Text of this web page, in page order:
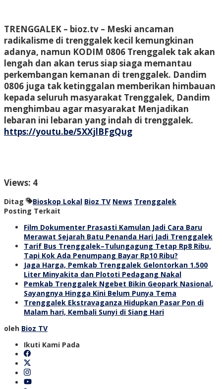
TRENGGALEK – bioz.tv – Meski ancaman
radikalisme di trenggalek kecil kemungkinan
adanya, namun KODIM 0806 Trenggalek tak akan
lengah dan akan terus siap siaga memantau
perkembangan kemanan di trenggalek. Dandim
0806 juga tak ketinggalan memberikan himbauan
kepada seluruh masyarakat Trenggalek, Dandim
menghimbau agar masyarakat Menjadikan
lebaran ini lebaran yang indah di trenggalek.
https://youtu.be/5XXjlBFgQug
Views: 4
Ditag Bioskop Lokal Bioz TV News Trenggalek
Posting Terkait
Film Dokumenter Prasasti Kamulan Jadi Cara Baru
Merawat Sejarah Batu Penanda Hari Jadi Trenggalek
Tarif Bus Trenggalek–Tulungagung Tetap Rp8 Ribu,
Tapi Kok Ada Penumpang Bayar Rp10 Ribu?
Jaga Harga, Pemkab Trenggalek Gelontorkan 1.500
Liter Minyakita dan Plototi Pedagang Nakal
Pemkab Trenggalek Ngebet Bikin Geopark Nasional,
Sayangnya Hingga Kini Belum Punya Tema
Trenggalek Ekstravaganza Hidupkan Pasar Pon di
Malam hari, Kembali Sunyi di Siang Hari
oleh Bioz TV
Ikuti Kami Pada